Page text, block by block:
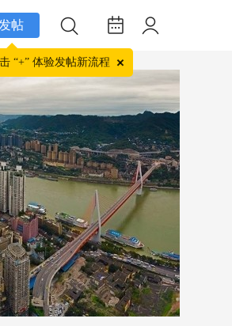
发帖
“+” 体验发帖新流程